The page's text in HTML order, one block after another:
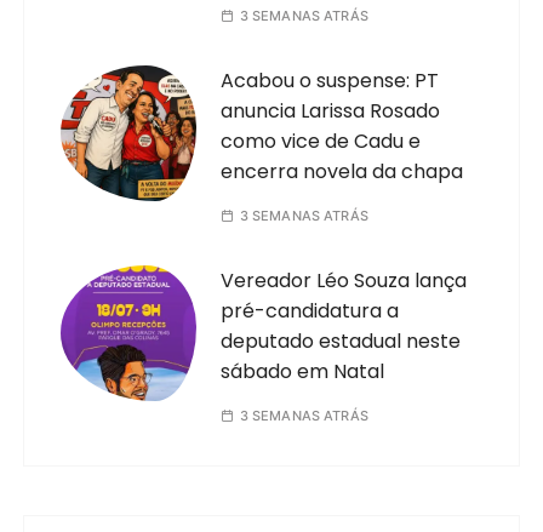
3 SEMANAS ATRÁS
Acabou o suspense: PT
anuncia Larissa Rosado
como vice de Cadu e
encerra novela da chapa
3 SEMANAS ATRÁS
Vereador Léo Souza lança
pré-candidatura a
deputado estadual neste
sábado em Natal
3 SEMANAS ATRÁS